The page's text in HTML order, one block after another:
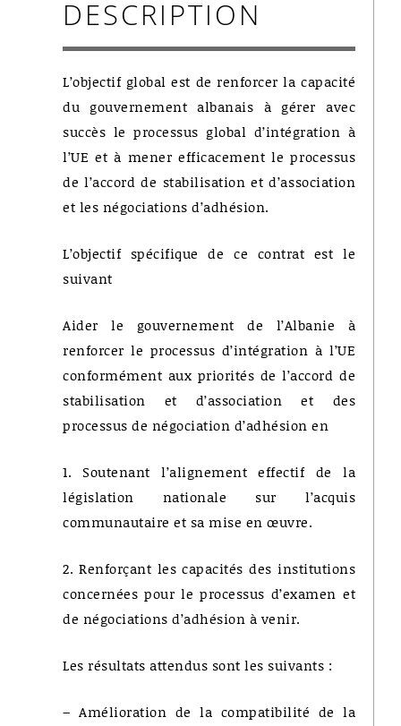
DESCRIPTION
L’objectif global est de renforcer la capacité
du gouvernement albanais à gérer avec
succès le processus global d’intégration à
l’UE et à mener efficacement le processus
de l’accord de stabilisation et d’association
et les négociations d’adhésion.
L’objectif spécifique de ce contrat est le
suivant
Aider le gouvernement de l’Albanie à
renforcer le processus d’intégration à l’UE
conformément aux priorités de l’accord de
stabilisation et d’association et des
processus de négociation d’adhésion en
1. Soutenant l’alignement effectif de la
législation nationale sur l’acquis
communautaire et sa mise en œuvre.
2. Renforçant les capacités des institutions
concernées pour le processus d’examen et
de négociations d’adhésion à venir.
Les résultats attendus sont les suivants :
– Amélioration de la compatibilité de la